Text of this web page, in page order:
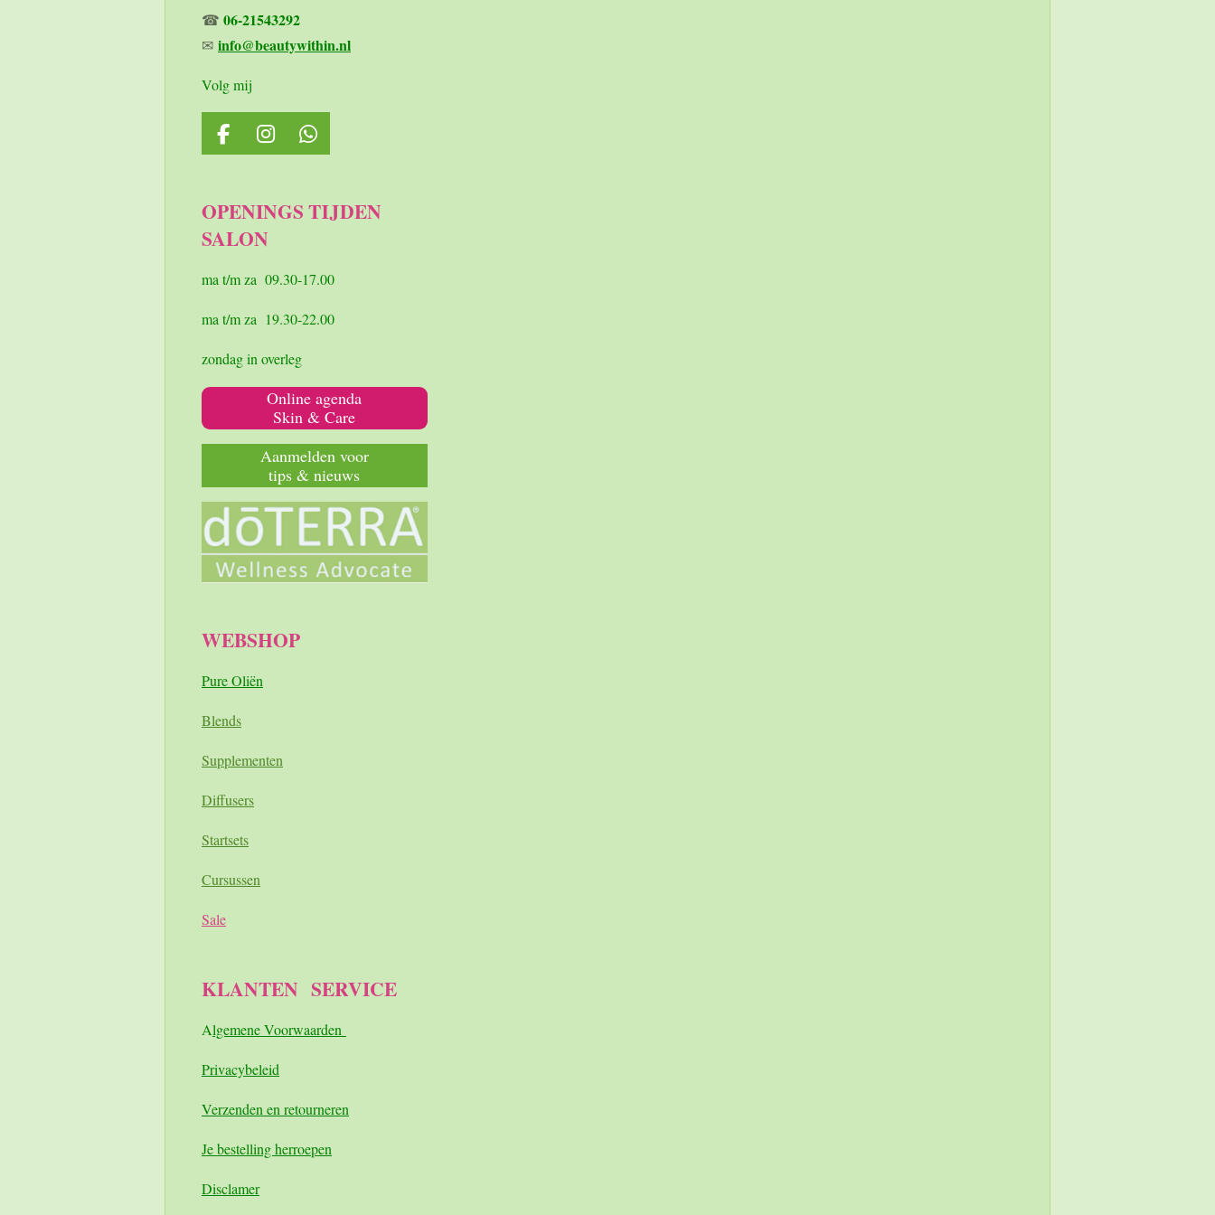
☎ 06-21543292
✉ info@beautywithin.nl
Volg mij
F
a
b
o
k
I
n
a
g
a
W
h
s
p
OPENINGS TIJDEN
SALON
ma t/m za 09.30-17.00
ma t/m za 19.30-22.00
zondag in overleg
Online agenda
Skin & Care
Aanmelden voor
tips & nieuws
WEBSHOP
Pure Oliën
Blends
Supplementen
Diffusers
Startsets
Cursussen
Sale
KLANTEN SERVICE
Algemene Voorwaarden
Privacybeleid
Verzenden en retourneren
Je bestelling herroepen
Disclamer